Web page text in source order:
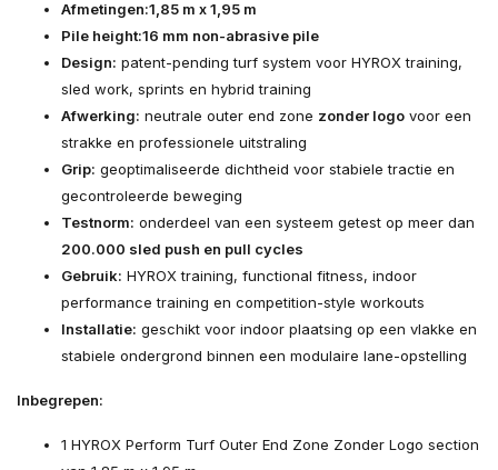
Afmetingen:1,85 m x 1,95 m
Pile height:16 mm non-abrasive pile
Design: patent-pending turf system voor HYROX training,
sled work, sprints en hybrid training
Afwerking: neutrale outer end zone zonder logo voor een
strakke en professionele uitstraling
Grip: geoptimaliseerde dichtheid voor stabiele tractie en
gecontroleerde beweging
Testnorm: onderdeel van een systeem getest op meer dan
200.000 sled push en pull cycles
Gebruik: HYROX training, functional fitness, indoor
performance training en competition-style workouts
Installatie: geschikt voor indoor plaatsing op een vlakke en
stabiele ondergrond binnen een modulaire lane-opstelling
Inbegrepen:
1 HYROX Perform Turf Outer End Zone Zonder Logo section